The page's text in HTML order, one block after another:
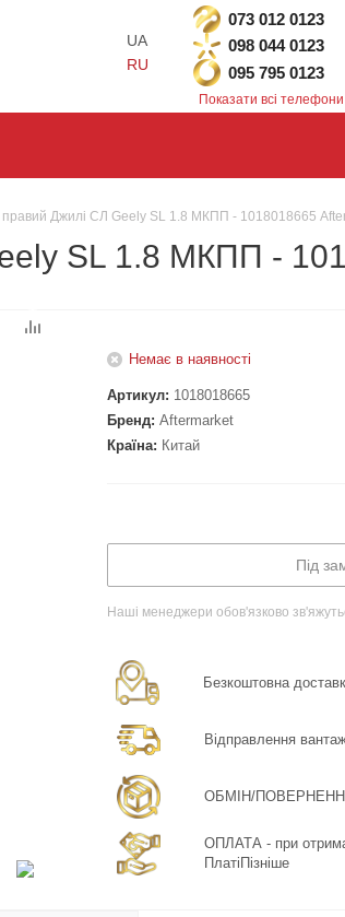
UA
RU
073 012 0123
098 044 0123
095 795 0123
Показати всі телефони
правий Джилі СЛ Geely SL 1.8 МКПП - 1018018665
SL 1.8 МКПП -
Немає в наявності
Артикул: 1018018665
Бренд: Aftermarket
Країна: Китай
Під
Наші менеджери обов'язково
Безкоштовна
Відправлення
ОБМІН/ПОВЕРНЕННЯ:
ОПЛАТА - при
ПлатіПізніше